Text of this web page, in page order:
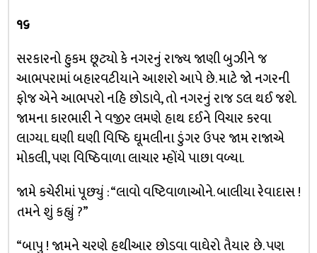
૧૬
સરકારનો હુકમ છૂટ્યો કે નગરનું રાજ્ય જાણી બુઝીને જ
આભપરામાં બહારવટીયાને આશરો આપે છે. માટે જો નગરની
ફોજ એને આભપરો નહિ છોડાવે, તો નગરનું રાજ ડલ થઈ જશે.
જામના કારભારી ને વજીર લમણે હાથ દઈને વિચાર કરવા
લાગ્યા. ઘણી ઘણી વિષ્ઠિ ઘૂમલીના ડુંગર ઉપર જામ રાજાએ
મોકલી, પણ વિષ્ઠિવાળા લાચાર મ્હોંયે પાછા વળ્યા.
જામે કચેરીમાં પૂછ્યું : “લાવો વષ્ટિવાળાઓને. બાલીયા રેવાદાસ !
તમને શું કહ્યું ?”
“બાપુ ! જામને ચરણે હથીઆર છોડવા વાઘેરો તૈયાર છે. પણ